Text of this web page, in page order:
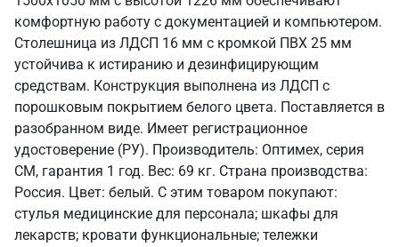
комфортную работу с документацией и компьютером.
Столешница из ЛДСП 16 мм с кромкой ПВХ 25 мм
устойчива к истиранию и дезинфицирующим
средствам. Конструкция выполнена из ЛДСП с
порошковым покрытием белого цвета. Поставляется в
разобранном виде. Имеет регистрационное
удостоверение (РУ). Производитель: Оптимех, серия
СМ, гарантия 1 год. Вес: 69 кг. Страна производства:
Россия. Цвет: белый. С этим товаром покупают:
стулья медицинские для персонала; шкафы для
лекарств; кровати функциональные; тележки